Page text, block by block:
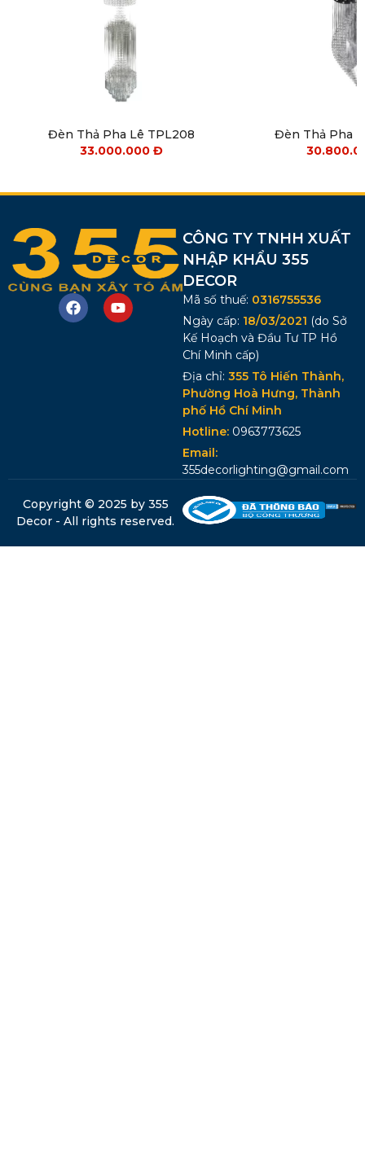
Đèn Thả Pha Lê TPL208
33.000.000Đ
Đèn Thả Pha
CÔNG TY TNHH XUẤT
NHẬP KHẨU 355
DECOR
Mã số thuế: 0316755536
Ngày cấp: 18/03/2021 (do Sở
Kế Hoạch và Đầu Tư TP Hồ
Chí Minh cấp)
Địa chỉ: 355 Tô Hiến Thành,
Phường Hoà Hưng, Thành
phố Hồ Chí Minh
Hotline: 0963773625
Email:
355decorlighting@gmail.com
Copyright © 2025 by 355
Decor - All rights reserved.